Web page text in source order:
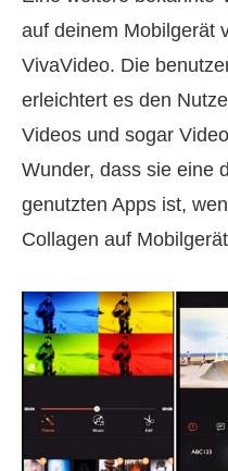
auf deinem Mobilgerät
VivaVideo. Die
erleichtert es den
Videos und sogar
Wunder, dass sie eine
genutzten Apps ist,
Collagen auf